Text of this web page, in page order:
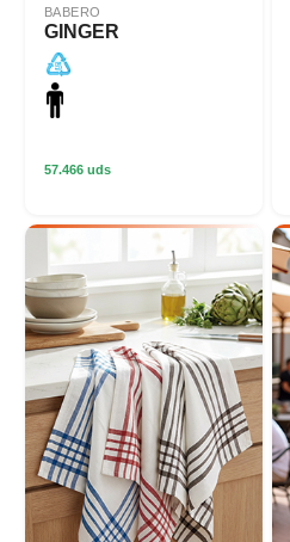
BABERO
GINGER
57.466 uds